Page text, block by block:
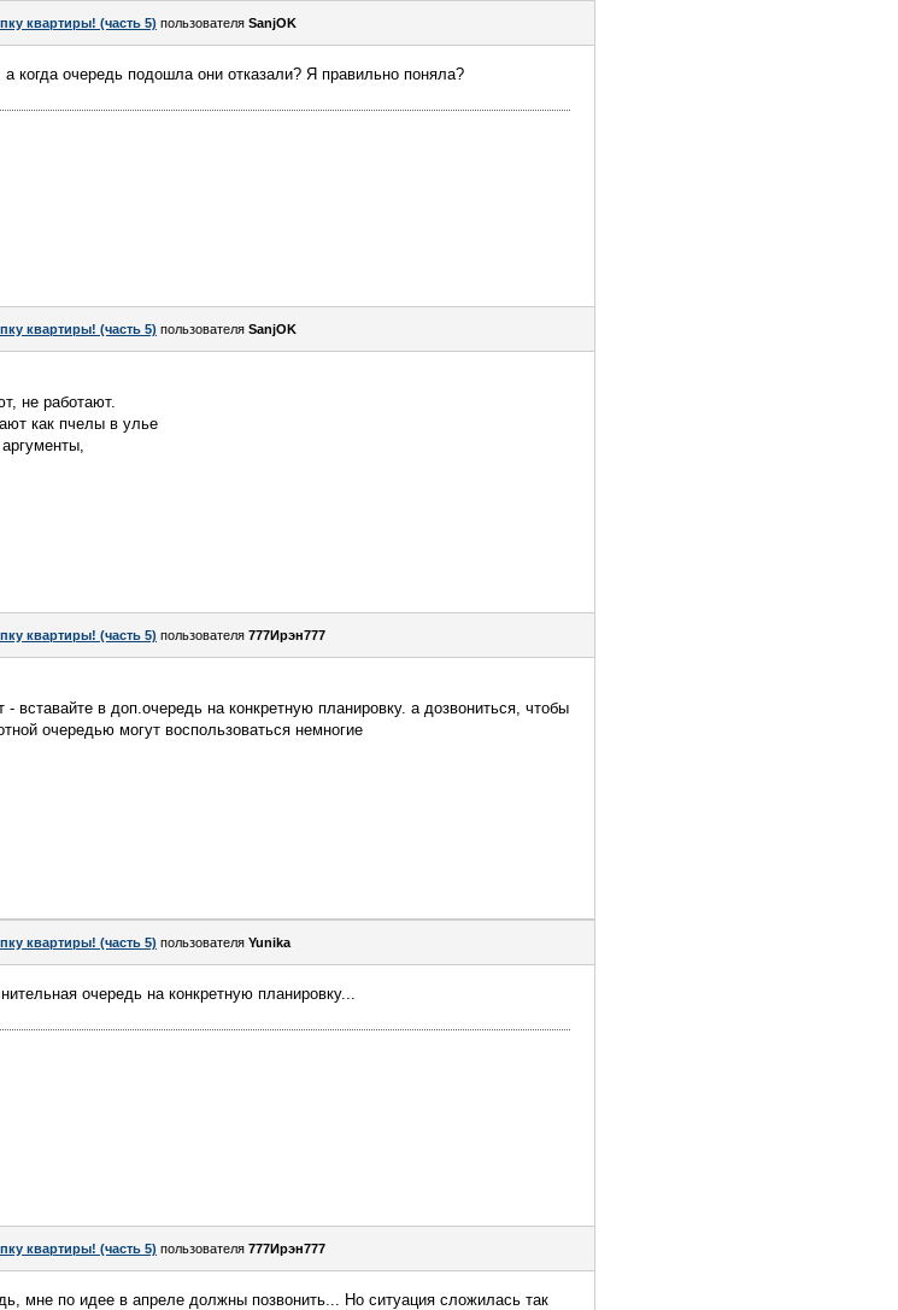
квартиры! (часть 5) пользователя SanjOK
когда очередь подошла они отказали? Я правильно поняла?
квартиры! (часть 5) пользователя SanjOK
не работают.
как пчелы в улье
квартиры! (часть 5) пользователя 777Ирэн777
вставайте в доп.очередь на конкретную планировку. а дозвониться, чтобы
очередью могут воспользоваться немногие
квартиры! (часть 5) пользователя Yunika
очередь на конкретную планировку...
квартиры! (часть 5) пользователя 777Ирэн777
мне по идее в апреле должны позвонить... Но ситуация сложилась так